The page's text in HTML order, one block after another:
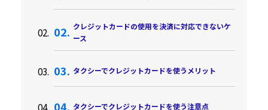
クレジットカードの使用を決済に対応できないケ
ース
タクシーでクレジットカードを使うメリット
タクシーでクレジットカードを使う注意点